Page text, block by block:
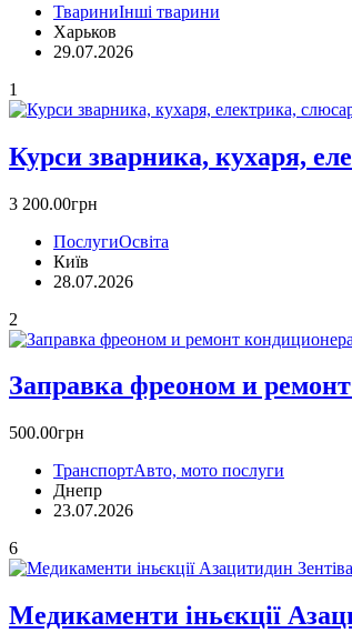
ТвариниІнші тварини
Харьков
29.07.2026
1
Курси зварника, кухаря,
3 200.00грн
ПослугиОсвіта
Київ
28.07.2026
2
Заправка фреоном и
500.00грн
ТранспортАвто, мото послуги
Днепр
23.07.2026
6
Медикаменти іньєкції